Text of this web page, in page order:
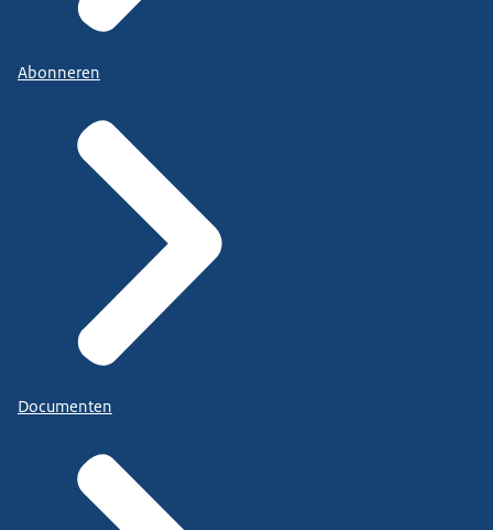
Abonneren
Documenten